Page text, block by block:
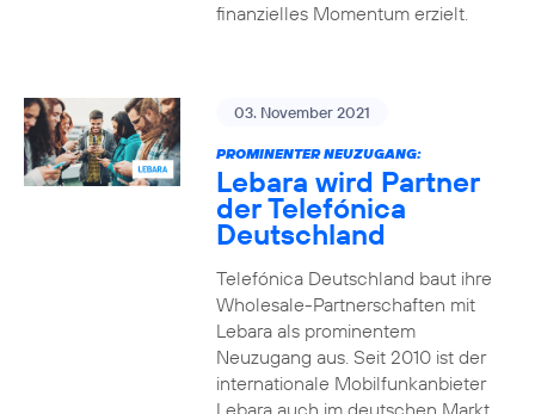
finanzielles Momentum erzielt.
03. November 2021
PROMINENTER NEUZUGANG:
Lebara wird Partner
der Telefónica
Deutschland
Telefónica Deutschland baut ihre
Wholesale-Partnerschaften mit
Lebara als prominentem
Neuzugang aus. Seit 2010 ist der
internationale Mobilfunkanbieter
Lebara auch im deutschen Markt